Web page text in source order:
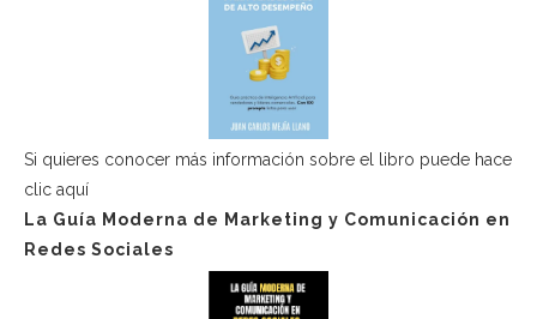
Si quieres conocer más información sobre el libro puede hace
clic aquí
La Guía Moderna de Marketing y Comunicación en
Redes Sociales